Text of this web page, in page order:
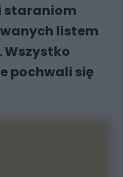
staraniom
listem
Wszystko
pochwali się